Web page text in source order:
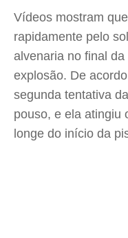
Vídeos mostram
rapidamente pelo
alvenaria no final
explosão. De
segunda tentativa
pouso, e ela atingiu
longe do início da